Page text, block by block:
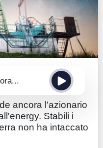
ancora l'azionario
Stabili i
non ha intaccato